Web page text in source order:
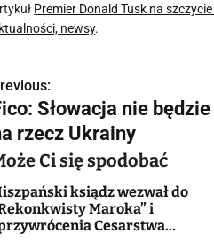
Premier Donald Tusk na
newsy.
Słowacja nie
rzecz Ukrainy
Ci się spodobać
ksiądz wezwał do
Maroka” i
Cesarstwa